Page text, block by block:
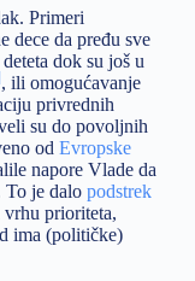
Primeri
dece da pređu sve
dok su još u
, ili omogućavanje
privrednih
su do povoljnih
od Evropske
napore Vlade da
To je dalo podstrek
prioriteta,
ima (političke)